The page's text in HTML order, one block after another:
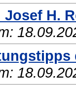
H.